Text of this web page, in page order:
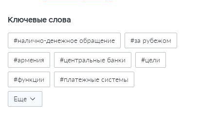
Ключевые слова
#налично-денежное обращение #за рубежом
#армения #центральные банки #цели
#функции #платежные системы
#денежный оборот
Еще